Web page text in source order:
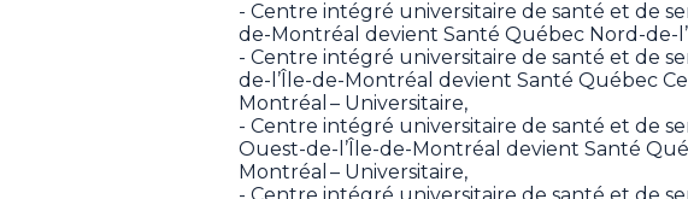
- Centre intégré universitaire de santé et de
de-Montréal devient Santé Québec Nord-de-
- Centre intégré universitaire de santé et de
de-l’Île-de-Montréal devient Santé Québec
Montréal – Universitaire,
- Centre intégré universitaire de santé et de
Ouest-de-l’Île-de-Montréal devient Santé
Montréal – Universitaire,